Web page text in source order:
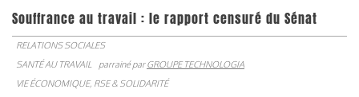
Souffrance au travail : le rapport censuré du Sénat
RELATIONS SOCIALES
SANTÉ AU TRAVAIL
parrainé parGROUPE TECHNOLOGIA
VIE ÉCONOMIQUE, RSE & SOLIDARITÉ